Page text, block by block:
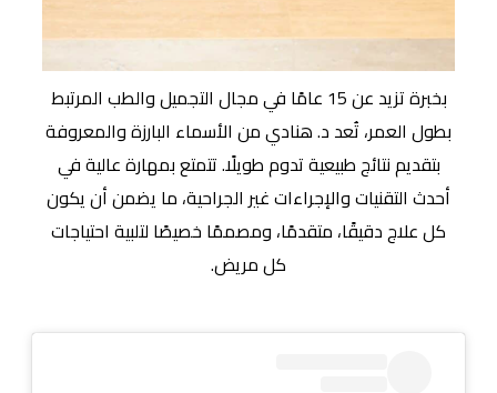
بخبرة تزيد عن 15 عامًا في مجال التجميل والطب المرتبط
بطول العمر، تُعد د. هنادي من الأسماء البارزة والمعروفة
بتقديم نتائج طبيعية تدوم طويلًا. تتمتع بمهارة عالية في
أحدث التقنيات والإجراءات غير الجراحية، ما يضمن أن يكون
كل علاج دقيقًا، متقدمًا، ومصممًا خصيصًا لتلبية احتياجات
كل مريض.